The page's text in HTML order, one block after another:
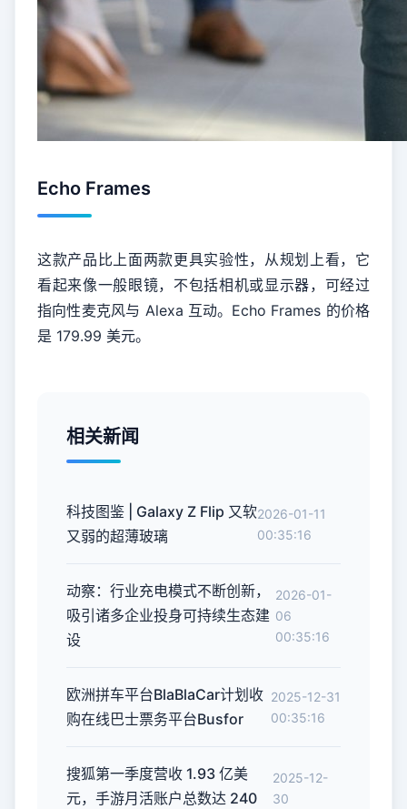
Echo Frames
这款产品比上面两款更具实验性，从规划上看，它
看起来像一般眼镜，不包括相机或显示器，可经过
指向性麦克风与 Alexa 互动。Echo Frames 的价格
是 179.99 美元。
相关新闻
科技图鉴 | Galaxy Z Flip 又软
又弱的超薄玻璃
2026-01-11
00:35:16
动察：行业充电模式不断创新，
吸引诸多企业投身可持续生态建
设
2026-01-
06
00:35:16
欧洲拼车平台BlaBlaCar计划收
购在线巴士票务平台Busfor
2025-12-31
00:35:16
搜狐第一季度营收 1.93 亿美
元，手游月活账户总数达 240
2025-12-
30